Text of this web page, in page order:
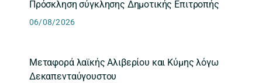
Πρόσκληση σύγκλησης Δημοτικής Επιτροπής
06/08/2026
Μεταφορά λαϊκής Αλιβερίου και Κύμης λόγω
Δεκαπενταύγουστου